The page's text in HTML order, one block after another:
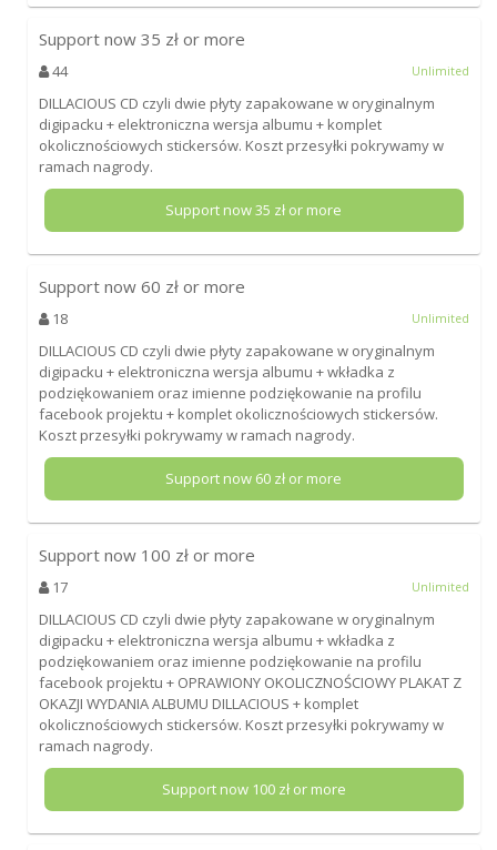
Support now 35 zł or more
44 Unlimited
DILLACIOUS CD czyli dwie płyty zapakowane w oryginalnym
digipacku + elektroniczna wersja albumu + komplet
okolicznościowych stickersów. Koszt przesyłki pokrywamy w
ramach nagrody.
Support now35 zł or more
Support now 60 zł or more
18 Unlimited
DILLACIOUS CD czyli dwie płyty zapakowane w oryginalnym
digipacku + elektroniczna wersja albumu + wkładka z
podziękowaniem oraz imienne podziękowanie na profilu
facebook projektu + komplet okolicznościowych stickersów.
Koszt przesyłki pokrywamy w ramach nagrody.
Support now 60 zł or more
Support now 100 zł or more
17 Unlimited
DILLACIOUS CD czyli dwie płyty zapakowane w oryginalnym
digipacku + elektroniczna wersja albumu + wkładka z
podziękowaniem oraz imienne podziękowanie na profilu
facebook projektu + OPRAWIONY OKOLICZNOŚCIOWY PLAKAT Z
OKAZJI WYDANIA ALBUMU DILLACIOUS + komplet
okolicznościowych stickersów. Koszt przesyłki pokrywamy w
ramach nagrody.
Support now 100zł or more